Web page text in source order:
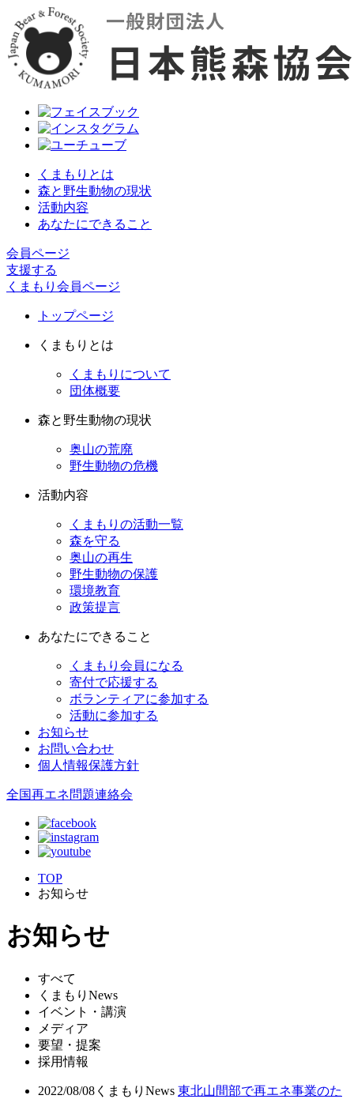
くまもりとは
森と野生動物の現状
活動内容
あなたにできること
会員ページ
支援する
くまもり会員ページ
トップページ
くまもりとは
くまもりについて
団体概要
森と野生動物の現状
奥山の荒廃
野生動物の危機
活動内容
くまもりの活動一覧
森を守る
奥山の再生
野生動物の保護
環境教育
政策提言
あなたにできること
くまもり会員になる
寄付で応援する
ボランティアに参加する
活動に参加する
お知らせ
お問い合わせ
個人情報保護方針
全国再エネ問題連絡会
TOP
お知らせ
お知らせ
すべて
くまもりNews
イベント・講演
メディア
要望・提案
採用情報
2022/08/08 くまもりNews 東北山間部で再エネ事業のた